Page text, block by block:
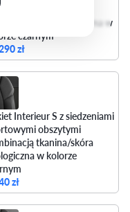
mikrofibra
skóra ekologiczna w
czarnym
zł
Interieur S z siedzeniami
obszytymi
tkanina/skóra
w kolorze
zł